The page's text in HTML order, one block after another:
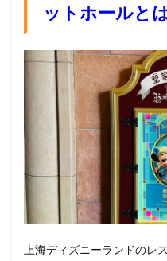
ットホールと
上海ディズニーランドのレ